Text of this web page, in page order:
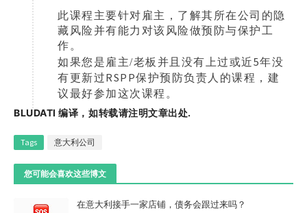
此课程主要针对雇主，了解其所在公司的隐
藏风险并有能力对该风险做预防与保护工
作。
如果您是雇主/老板并且没有上过或近5年没
有更新过RSPP保护预防负责人的课程，建
议最好参加这次课程。
BLUDATI 编译，如转载请注明文章出处.
Tags 意大利公司
您可能会喜欢这些博文
在意大利接手一家店铺，债务会跟过来吗？